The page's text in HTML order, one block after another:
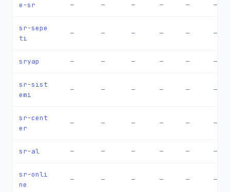
e-sr — — — — — —
sr-sepe
ti
— — — — — —
sryap — — — — — —
sr-sist
emi
— — — — — —
sr-cent
er
— — — — — —
sr-al — — — — — —
sr-onli
ne
— — — — — —